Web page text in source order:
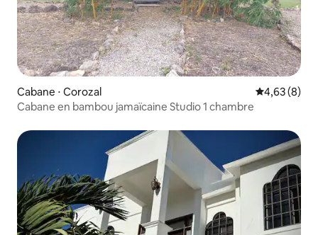
Cabane ⋅ Corozal Évaluation
4,63 (8)
Cabane en bambou jamaïcaine Studio 1 chambre